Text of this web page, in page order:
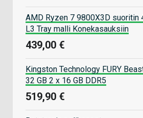
AMD Ryzen 7 9800X3D suoritin
L3 Tray malli Konekasauksiin
439,00 €
Kingston Technology FURY
32 GB 2 x 16 GB DDR5
519,90 €